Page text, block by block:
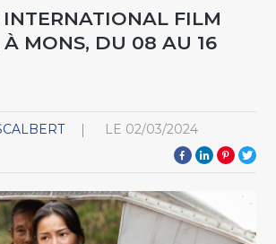
FILM
À MONS, DU 08 AU 16
LE 02/03/2024